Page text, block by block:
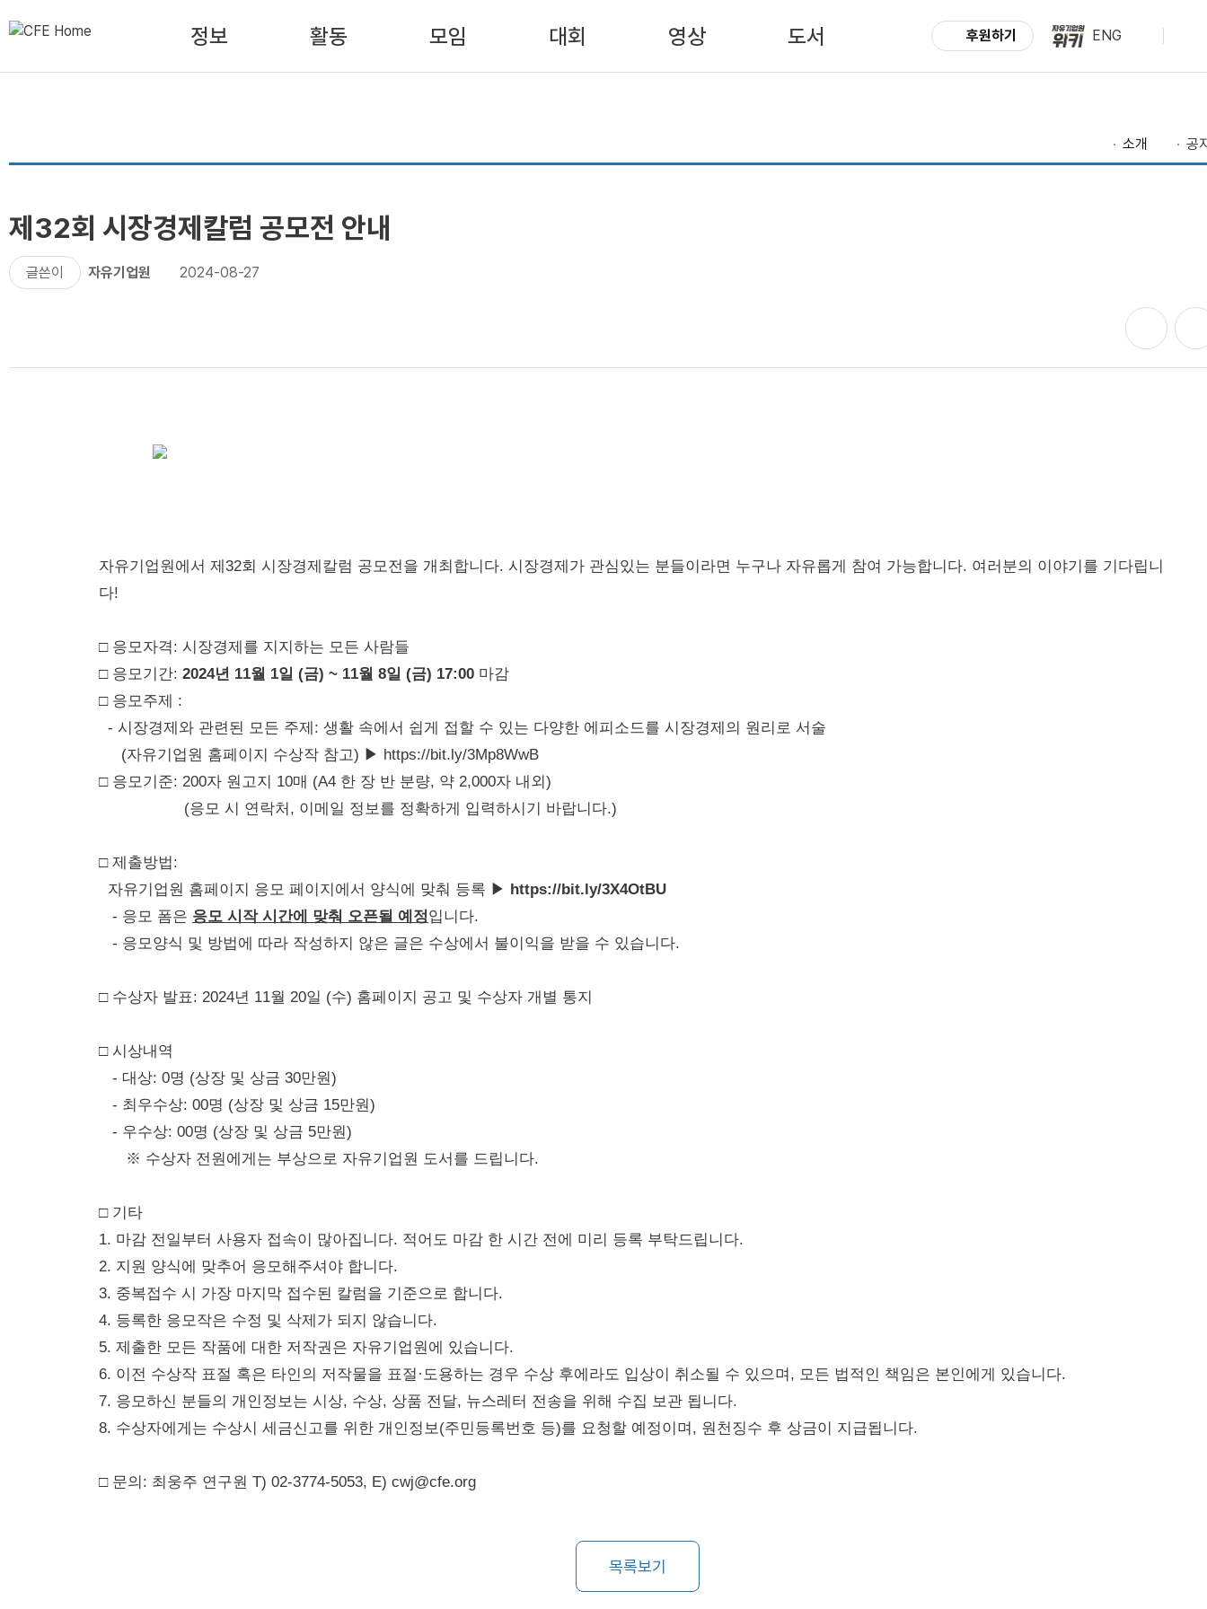
정보 활동 모임 대회 영상 도서 후원하기 ENG
소개 공
제32회 시장경제칼럼 공모전 안내
글쓴이 자유기업원 2024-08-27
자유기업원에서 제32회 시장경제칼럼 공모전을 개최합니다. 시장경제가 관심있는 분들이라면 누구나 자유롭게 참여 가능합니다. 여러분의 이야기를 기다립니
다!
□ 응모자격: 시장경제를 지지하는 모든 사람들
□ 응모기간: 2024년 11월 1일 (금) ~ 11월 8일 (금) 17:00 마감
□ 응모주제 :
- 시장경제와 관련된 모든 주제: 생활 속에서 쉽게 접할 수 있는 다양한 에피소드를 시장경제의 원리로 서술
(자유기업원 홈페이지 수상작 참고) ▶ https://bit.ly/3Mp8WwB
□ 응모기준: 200자 원고지 10매 (A4 한 장 반 분량, 약 2,000자 내외)
(응모 시 연락처, 이메일 정보를 정확하게 입력하시기 바랍니다.)
□ 제출방법:
자유기업원 홈페이지 응모 페이지에서 양식에 맞춰 등록 ▶ https://bit.ly/3X4OtBU
- 응모 폼은 응모 시작 시간에 맞춰 오픈될 예정입니다.
- 응모양식 및 방법에 따라 작성하지 않은 글은 수상에서 불이익을 받을 수 있습니다.
□ 수상자 발표: 2024년 11월 20일 (수) 홈페이지 공고 및 수상자 개별 통지
□ 시상내역
- 대상: 0명 (상장 및 상금 30만원)
- 최우수상: 00명 (상장 및 상금 15만원)
- 우수상: 00명 (상장 및 상금 5만원)
※ 수상자 전원에게는 부상으로 자유기업원 도서를 드립니다.
□ 기타
1. 마감 전일부터 사용자 접속이 많아집니다. 적어도 마감 한 시간 전에 미리 등록 부탁드립니다.
2. 지원 양식에 맞추어 응모해주셔야 합니다.
3. 중복접수 시 가장 마지막 접수된 칼럼을 기준으로 합니다.
4. 등록한 응모작은 수정 및 삭제가 되지 않습니다.
5. 제출한 모든 작품에 대한 저작권은 자유기업원에 있습니다.
6. 이전 수상작 표절 혹은 타인의 저작물을 표절·도용하는 경우 수상 후에라도 입상이 취소될 수 있으며, 모든 법적인 책임은 본인에게 있습니다.
7. 응모하신 분들의 개인정보는 시상, 수상, 상품 전달, 뉴스레터 전송을 위해 수집 보관 됩니다.
8. 수상자에게는 수상시 세금신고를 위한 개인정보(주민등록번호 등)를 요청할 예정이며, 원천징수 후 상금이 지급됩니다.
□ 문의: 최웅주 연구원 T) 02-3774-5053, E) cwj@cfe.org
목록보기